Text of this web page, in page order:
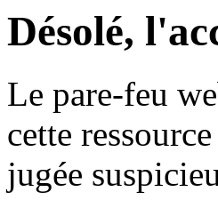
Désolé,
Le pare-feu
cette
jugée